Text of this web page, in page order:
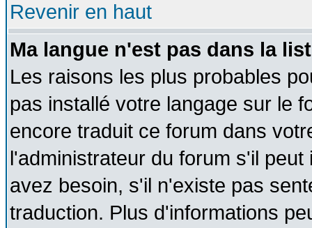
Revenir en haut
Ma langue n'est pas dans la
Les raisons les plus probables
pas installé votre langage sur le
encore traduit ce forum dans
l'administrateur du forum s'il
avez besoin, s'il n'existe pas
traduction. Plus d'informations